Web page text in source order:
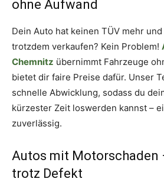
ohne Aufwand
Dein Auto hat keinen TÜV mehr
trotzdem verkaufen? Kein Problem!
Chemnitz übernimmt Fahrzeuge
bietet dir faire Preise dafür. Unser
schnelle Abwicklung, sodass du
kürzester Zeit loswerden kannst –
zuverlässig.
Autos mit Motorschaden
trotz Defekt